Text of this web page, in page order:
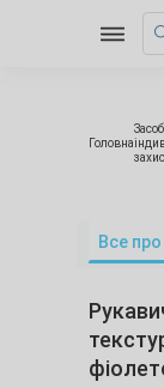
Головна
Все